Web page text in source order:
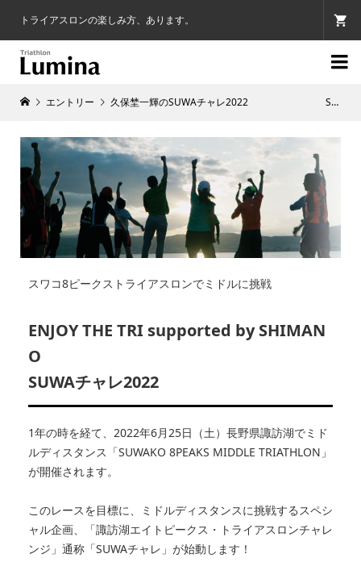
トライアスロンの楽しみ方、あります。

エントリー 久保埜一輝のSUWAチャレ2022 SUWAKO8PEAKSでミドルデビューしよう！
スワコ8ピークストライアスロンでミドルに挑戦
ENJOY THE TRI supported by SHIMAN
O
SUWAチャレ2022
1年の時を経て、2022年6月25日（土）長野県諏訪湖でミド
ルディスタンス「SUWAKO 8PEAKS MIDDLE TRIATHLON」
が開催されます。
このレースを目標に、ミドルディスタンスに挑戦するスペシ
ャル企画、「諏訪湖エイトピークス・トライアスロンチャレ
ンジ」通称「SUWAチャレ」が始動します！